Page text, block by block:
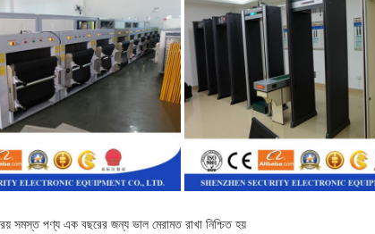
সমস্ত পণ্য এক বছরের জন্য ভাল মেরামত রাখা নিশ্চিত হয়